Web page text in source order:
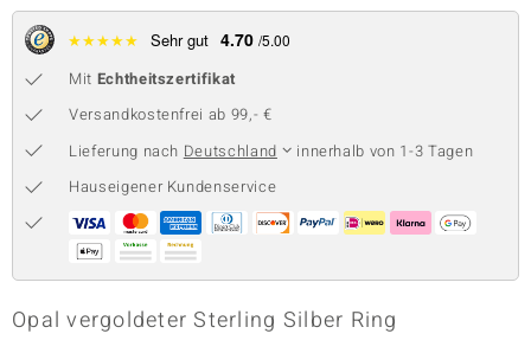
Collection
Classics
★★★★★ Sehr gut 4.70 /5.00
Mit Echtheitszertifikat
Versandkostenfrei ab 99,- €
Lieferung nach Deutschland
innerhalb von 1-3 Tagen
Hauseigener Kundenservice
Opal vergoldeter Sterling Silber Ring